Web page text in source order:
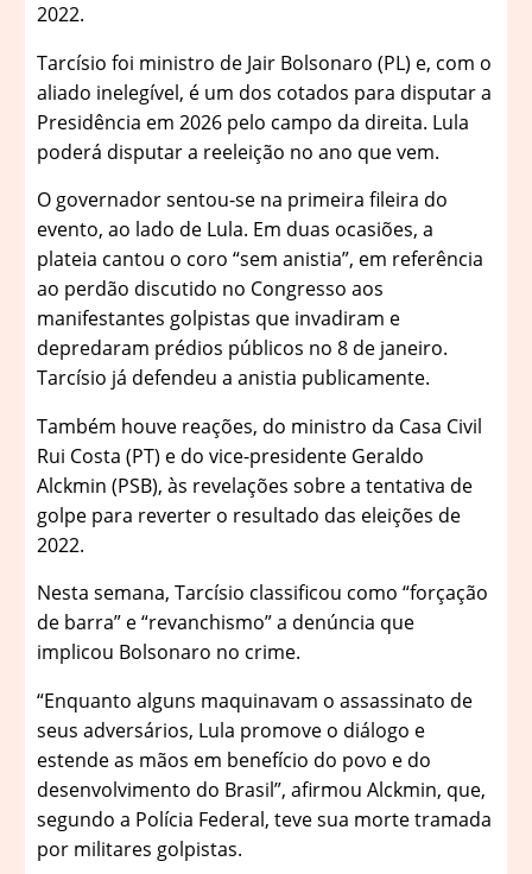
2022.
Tarcísio foi ministro de Jair Bolsonaro (PL) e, com o
aliado inelegível, é um dos cotados para disputar a
Presidência em 2026 pelo campo da direita. Lula
poderá disputar a reeleição no ano que vem.
O governador sentou-se na primeira fileira do
evento, ao lado de Lula. Em duas ocasiões, a
plateia cantou o coro “sem anistia”, em referência
ao perdão discutido no Congresso aos
manifestantes golpistas que invadiram e
depredaram prédios públicos no 8 de janeiro.
Tarcísio já defendeu a anistia publicamente.
Também houve reações, do ministro da Casa Civil
Rui Costa (PT) e do vice-presidente Geraldo
Alckmin (PSB), às revelações sobre a tentativa de
golpe para reverter o resultado das eleições de
2022.
Nesta semana, Tarcísio classificou como “forçação
de barra” e “revanchismo” a denúncia que
implicou Bolsonaro no crime.
“Enquanto alguns maquinavam o assassinato de
seus adversários, Lula promove o diálogo e
estende as mãos em benefício do povo e do
desenvolvimento do Brasil”, afirmou Alckmin, que,
segundo a Polícia Federal, teve sua morte tramada
por militares golpistas.